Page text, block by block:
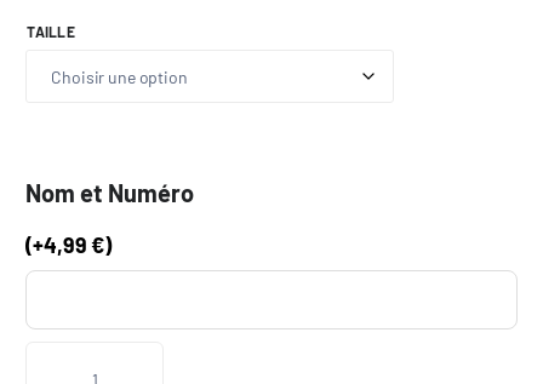
TAILLE
Nom et Numéro
(+4,99€)